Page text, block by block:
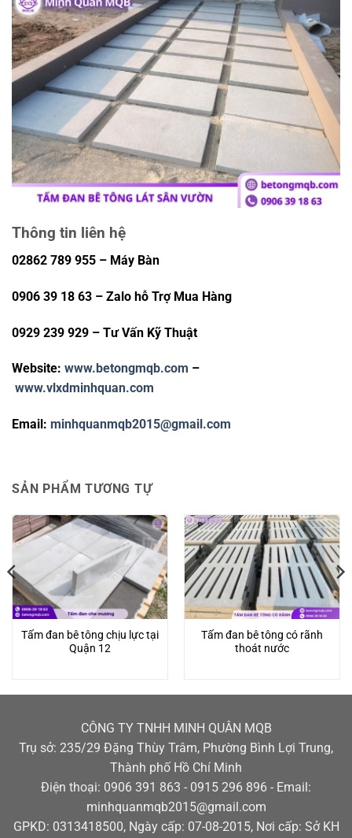
Thông tin liên hệ
02862 789 955 – Máy Bàn
0906 39 18 63 – Zalo hỗ Trợ Mua Hàng
0929 239 929 – Tư Vấn Kỹ Thuật
Website: www.betongmqb.com –
www.vlxdminhquan.com
Email: minhquanmqb2015@gmail.com
SẢN PHẨM TƯƠNG TỰ
Tấm đan bê tông chịu lực tại
Quận 12
Tấm đan bê tông có rãnh
thoát nước
CÔNG TY TNHH MINH QUÂN MQB
Trụ sở: 235/29 Đặng Thùy Trâm, Phường Bình Lợi Trung,
Thành phố Hồ Chí Minh
Điện thoại: 0906 391 863 - 0915 296 896 - Email:
minhquanmqb2015@gmail.com
GPKD: 0313418500, Ngày cấp: 07-08-2015, Nơi cấp: Sở KH